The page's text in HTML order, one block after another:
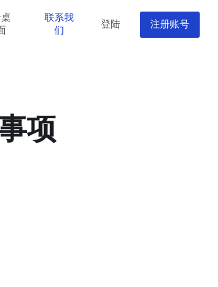
联系我
们
登陆 注册账号
项